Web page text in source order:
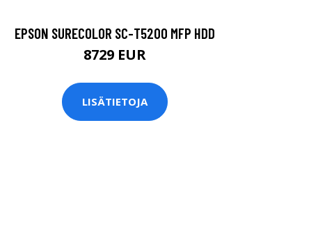
EPSON SURECOLOR SC-T5200 MFP HDD
8729 EUR
LISÄTIETOJA